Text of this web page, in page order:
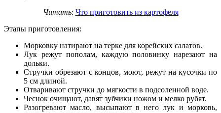
Читать: Что приготовить из картофеля
Этапы приготовления:
Морковку натирают на терке для корейских салатов.
Лук режут пополам, каждую половинку нарезают на
дольки.
Стручки обрезают с концов, моют, режут на кусочки по
5 см длиной.
Отваривают стручки до мягкости в подсоленной воде.
Чеснок очищают, давят зубчики ножом и мелко рубят.
Разогревают масло, высыпают в него лук и морковь,